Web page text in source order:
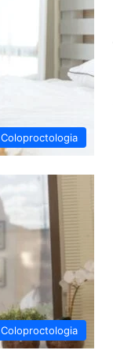
Coloproctologia
Coloproctologia